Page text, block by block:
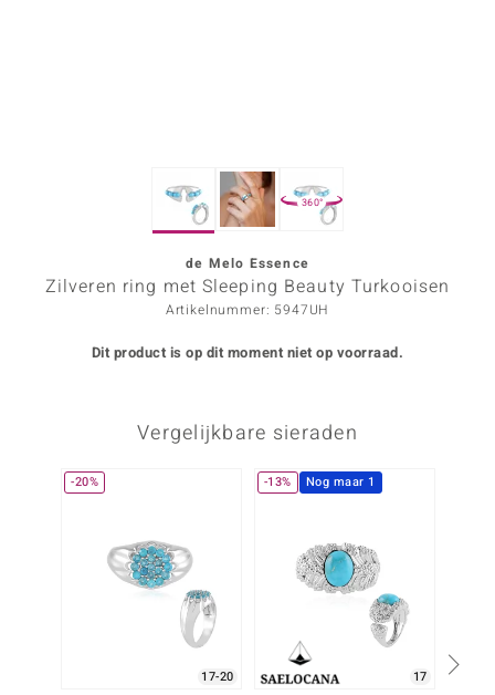
360°
de Melo Essence
Zilveren ring met Sleeping Beauty Turkooisen
Artikelnummer: 5947UH
Dit product is op dit moment niet op voorraad.
Vergelijkbare sieraden
-20%
17-20
-13% Nog maar 1
17